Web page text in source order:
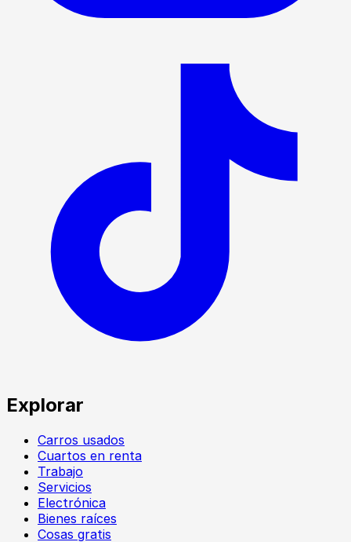
Explorar
Carros usados
Cuartos en renta
Trabajo
Servicios
Electrónica
Bienes raíces
Cosas gratis